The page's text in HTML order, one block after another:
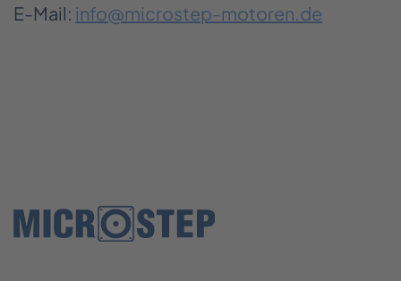
E-Mail: info@microstep-motoren.de